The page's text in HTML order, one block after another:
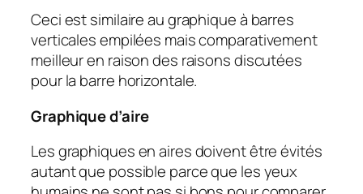
Ceci est similaire au graphique à barres
verticales empilées mais comparativement
meilleur en raison des raisons discutées
pour la barre horizontale.
Graphique d’aire
Les graphiques en aires doivent être évités
autant que possible parce que les yeux